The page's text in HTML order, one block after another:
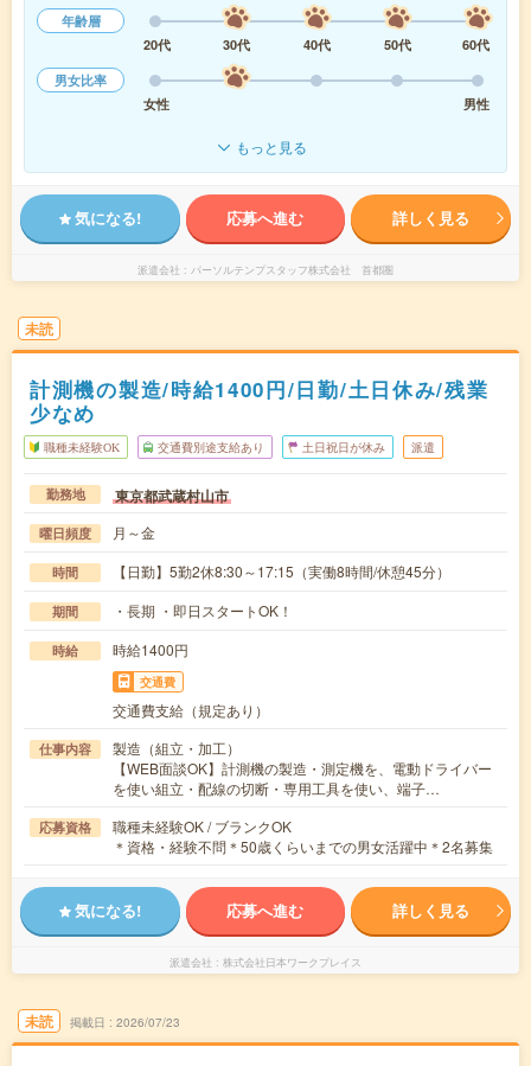
年齢層
20代
30代 40代 50代
60代
男女比率
女性
男性
もっと見る
気になる! 応募へ進む 詳しく見る
派遣会社 パーソルテンプスタッフ株式会社 首都圏
未読
計測機の製造/時給1400円/日勤/土日休み/残業
少なめ
職種未経験OK 交通費別途支給あり 土日祝日が休み 派遣
勤務地 東京都武蔵村山市
曜日頻度 月～金
時間 【日勤】5勤2休8:30～17:15（実働8時間/休憩45分）
期間 ・長期 ・即日スタートOK！
時給 時給1400円
交通費
交通費支給（規定あり）
仕事内容
製造（組立・加工）
【WEB面談OK】計測機の製造・測定機を、電動ドライバー
を使い組立・配線の切断・専用工具を使い、端子…
応募資格
職種未経験OK / ブランクOK
＊資格・経験不問＊50歳くらいまでの男女活躍中＊2名募集
気になる! 応募へ進む 詳しく見る
派遣会社 株式会社日本ワークプレイス
未読 掲載日 2026/07/23